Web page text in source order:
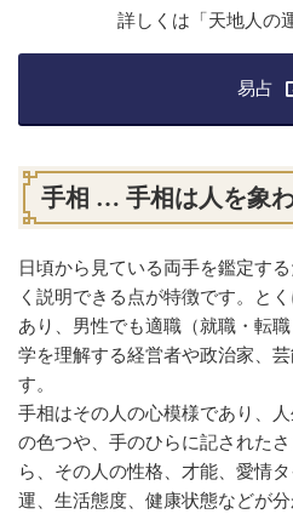
詳しくは「天地人の
易占
手相 … 手相は人を象
日頃から見ている両手を鑑定す
く説明できる点が特徴です。と
あり、男性でも適職（就職・転
学を理解する経営者や政治家、
す。
手相はその人の心模様であり、
の色つや、手のひらに記された
ら、その人の性格、才能、愛情
運、生活態度、健康状態などが分